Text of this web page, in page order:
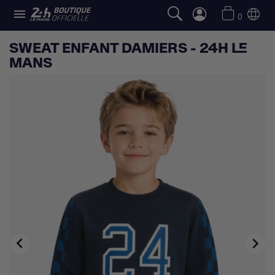
 0
SWEAT ENFANT DAMIERS - 24H LE
MANS
 